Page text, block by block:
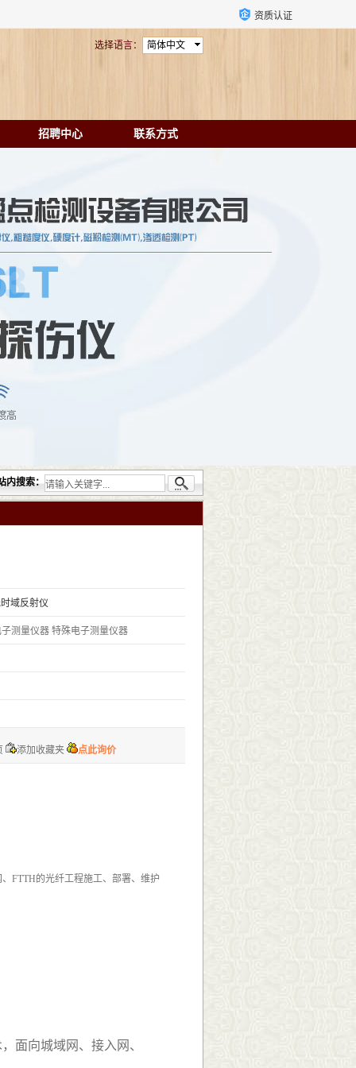
资质认证
简体中文
选择语言：
招聘中心 联系方式
备包括：超声检测（UT）；射线检测（RT）；渗透检测（PT）；磁粉检测（
内搜索：
域反射仪
测量仪器 特殊电子测量仪器
添加收藏夹 点此询价
FTTH的光纤工程施工、部署、维护
面向城域网、接入网、